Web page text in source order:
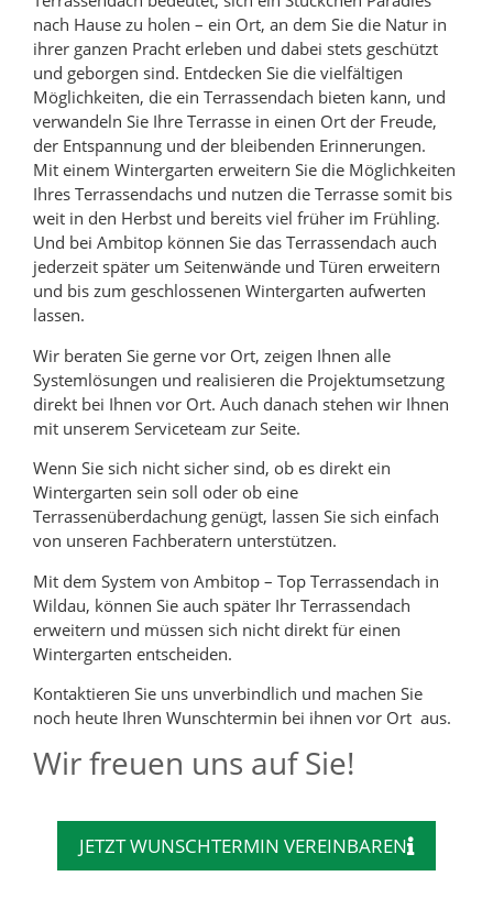
nach Hause zu holen – ein Ort, an dem Sie die Natur in
ihrer ganzen Pracht erleben und dabei stets geschützt
und geborgen sind. Entdecken Sie die vielfältigen
Möglichkeiten, die ein Terrassendach bieten kann, und
verwandeln Sie Ihre Terrasse in einen Ort der Freude,
der Entspannung und der bleibenden Erinnerungen.
Mit einem Wintergarten erweitern Sie die Möglichkeiten
Ihres Terrassendachs und nutzen die Terrasse somit bis
weit in den Herbst und bereits viel früher im Frühling.
Und bei Ambitop können Sie das Terrassendach auch
jederzeit später um Seitenwände und Türen erweitern
und bis zum geschlossenen Wintergarten aufwerten
lassen.
Wir beraten Sie gerne vor Ort, zeigen Ihnen alle
Systemlösungen und realisieren die Projektumsetzung
direkt bei Ihnen vor Ort. Auch danach stehen wir Ihnen
mit unserem Serviceteam zur Seite.
Wenn Sie sich nicht sicher sind, ob es direkt ein
Wintergarten sein soll oder ob eine
Terrassenüberdachung genügt, lassen Sie sich einfach
von unseren Fachberatern unterstützen.
Mit dem System von Ambitop – Top Terrassendach in
Wildau, können Sie auch später Ihr Terrassendach
erweitern und müssen sich nicht direkt für einen
Wintergarten entscheiden.
Kontaktieren Sie uns unverbindlich und machen Sie
noch heute Ihren Wunschtermin bei ihnen vor Ort aus.
Wir freuen uns auf Sie!
JETZT WUNSCHTERMIN VEREINBAREN